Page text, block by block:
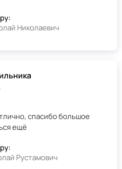
Николаевич
спасибо большое
ещё
Рустамович